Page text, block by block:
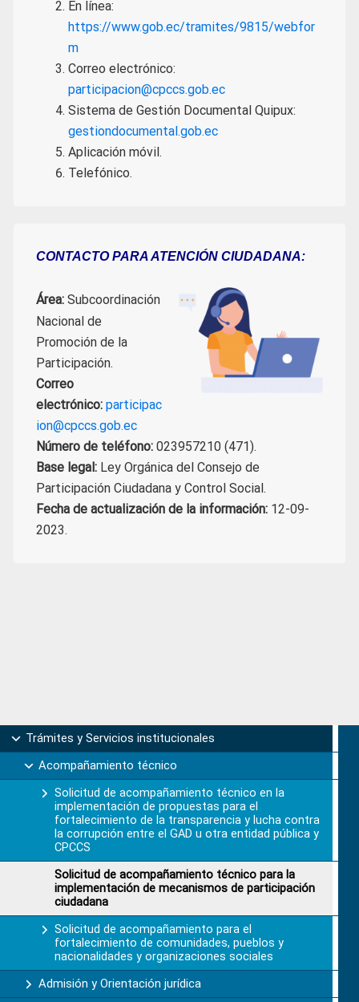
En línea:
https://www.gob.ec/tramites/9815/webfor
m
Correo electrónico:
participacion@cpccs.gob.ec
Sistema de Gestión Documental Quipux:
gestiondocumental.gob.ec
Aplicación móvil.
Telefónico.
CONTACTO PARA ATENCIÓN CIUDADANA:
Área: Subcoordinación
Nacional de
Promoción de la
Participación.
Correo
electrónico: participac
ion@cpccs.gob.ec
Número de teléfono: 023957210 (471).
Base legal: Ley Orgánica del Consejo de
Participación Ciudadana y Control Social.
Fecha de actualización de la información: 12-09-
2023.
Primary
Sidebar
Trámites y Servicios institucionales
Acompañamiento técnico
Solicitud de acompañamiento técnico en la
implementación de propuestas para el
fortalecimiento de la transparencia y lucha contra
la corrupción entre el GAD u otra entidad pública y
CPCCS
Solicitud de acompañamiento técnico para la
implementación de mecanismos de participación
ciudadana
Solicitud de acompañamiento para el
fortalecimiento de comunidades, pueblos y
nacionalidades y organizaciones sociales
Admisión y Orientación jurídica